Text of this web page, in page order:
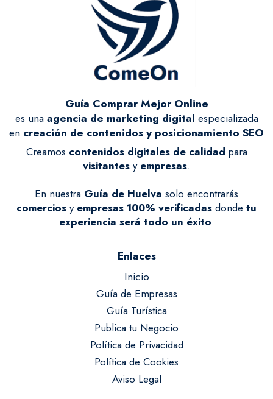
Guía Comprar Mejor Online
es unaagencia de marketing digital especializada
en creación de contenidos y posicionamiento SEO
Creamos contenidos digitales de calidad para
visitantes y empresas.
En nuestra Guía de Huelva solo encontrarás
comercios y empresas 100% verificadas donde tu
experiencia será todo un éxito.
Enlaces
Inicio
Guía de Empresas
Guía Turística
Publica tu Negocio
Política de Privacidad
Política de Cookies
Aviso Legal